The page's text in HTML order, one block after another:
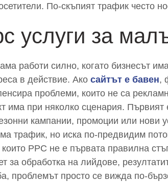
По-скъпият трафик често
услуги за
работи силно, когато бизнесът
в действие. Ако сайтът е бавен,
проблеми, които не са
има при няколко сценария. Първият
кампании, промоции или нови
трафик, но иска по-предвидим
PPC не е първата правилна
за обработка на лийдове,
проблемът просто се вижда по-